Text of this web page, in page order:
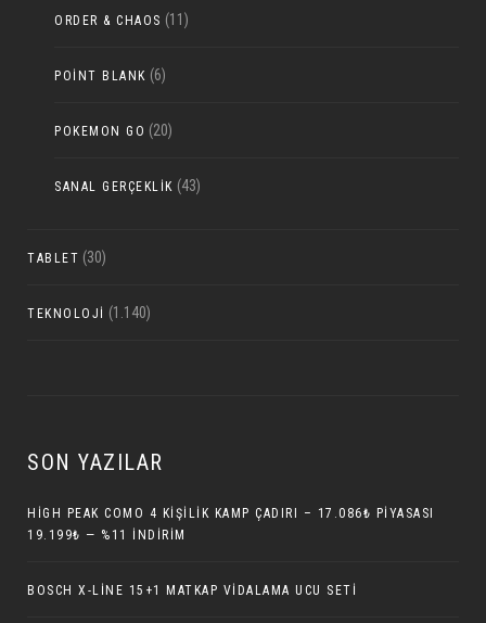
ORDER & CHAOS (11)
POINT BLANK (6)
POKEMON GO (20)
SANAL GERÇEKLIK (43)
TABLET (30)
TEKNOLOJI (1.140)
SON YAZILAR
HIGH PEAK COMO 4 KIŞILIK KAMP ÇADIRI – 17.086₺ PIYASASI
19.199₺ — %11 İNDIRIM
BOSCH X-LINE 15+1 MATKAP VIDALAMA UCU SETI